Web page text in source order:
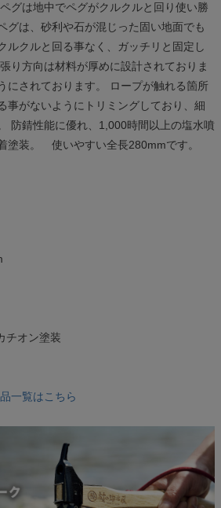
グは地中でペグがクルクルと回り使い勝
グは、砂利や石が混じった固い地面でも
ルクルと回る事なく、ガッチリと固定し
り方向は材料が厚めに設計されておりま
にされております。 ロープが触れる箇所
事がないようにトリミングしており、細
防錆性能に優れ、1,000時間以上の塩水噴
塗装。 使いやすい全長280mmです。
チオン塗装
一覧はこちら